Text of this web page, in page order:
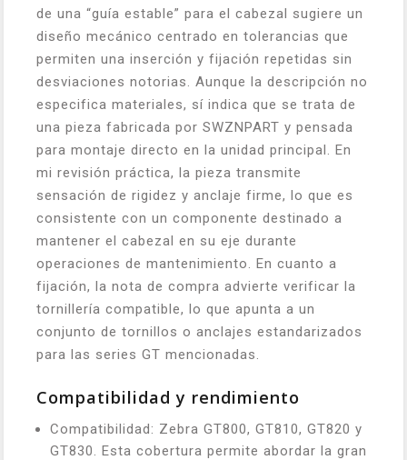
de una “guía estable” para el cabezal sugiere un
diseño mecánico centrado en tolerancias que
permiten una inserción y fijación repetidas sin
desviaciones notorias. Aunque la descripción no
especifica materiales, sí indica que se trata de
una pieza fabricada por SWZNPART y pensada
para montaje directo en la unidad principal. En
mi revisión práctica, la pieza transmite
sensación de rigidez y anclaje firme, lo que es
consistente con un componente destinado a
mantener el cabezal en su eje durante
operaciones de mantenimiento. En cuanto a
fijación, la nota de compra advierte verificar la
tornillería compatible, lo que apunta a un
conjunto de tornillos o anclajes estandarizados
para las series GT mencionadas.
Compatibilidad y rendimiento
Compatibilidad: Zebra GT800, GT810, GT820 y
GT830. Esta cobertura permite abordar la gran